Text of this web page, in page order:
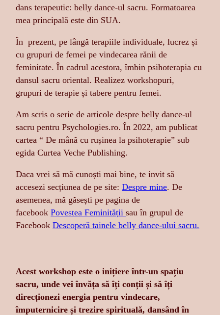
dans terapeutic: belly dance-ul sacru. Formatoarea
mea principală este din SUA.
În prezent, pe lângă terapiile individuale, lucrez și
cu grupuri de femei pe vindecarea rănii de
feminitate. În cadrul acestora, îmbin psihoterapia cu
dansul sacru oriental. Realizez workshopuri,
grupuri de terapie și tabere pentru femei.
Am scris o serie de articole despre belly dance-ul
sacru pentru Psychologies.ro. În 2022, am publicat
cartea “ De mână cu rușinea la psihoterapie” sub
egida Curtea Veche Publishing.
Daca vrei să mă cunoști mai bine, te invit să
accesezi secțiunea de pe site: Despre mine. De
asemenea, mă găsești pe pagina de
facebook Povestea Feminității sau în grupul de
Facebook Descoperă tainele belly dance-ului sacru.
Acest workshop este o inițiere într-un spațiu
sacru, unde vei învăța să îți conții și să îți
direcționezi energia pentru vindecare,
împuternicire și trezire spirituală, dansând în